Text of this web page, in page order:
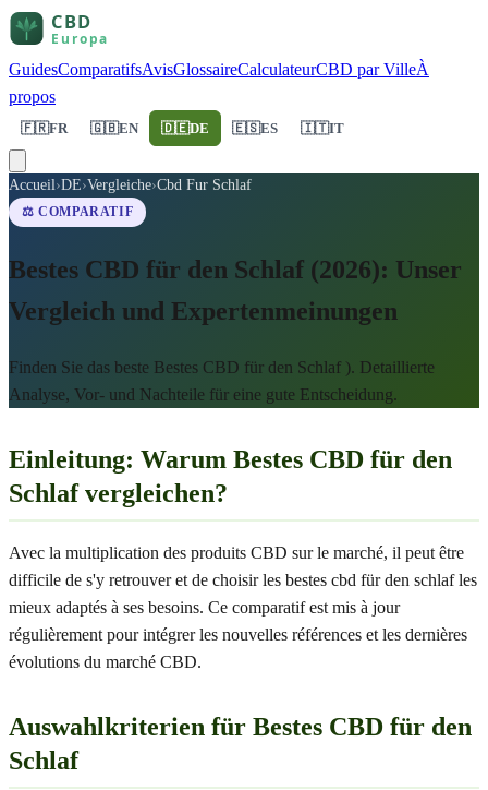
GuidesComparatifsAvisGlossaireCalculateurCBD par VilleÀ
propos
🇫🇷FR 🇬🇧EN 🇩🇪DE 🇪🇸ES 🇮🇹IT
Accueil›DE›Vergleiche›Cbd Fur Schlaf
⚖️ COMPARATIF
Bestes CBD für den Schlaf (2026): Unser
Vergleich und Expertenmeinungen
Finden Sie das beste Bestes CBD für den Schlaf ). Detaillierte
Analyse, Vor- und Nachteile für eine gute Entscheidung.
Einleitung: Warum Bestes CBD für den
Schlaf vergleichen?
Avec la multiplication des produits CBD sur le marché, il peut être
difficile de s'y retrouver et de choisir les bestes cbd für den schlaf les
mieux adaptés à ses besoins. Ce comparatif est mis à jour
régulièrement pour intégrer les nouvelles références et les dernières
évolutions du marché CBD.
Auswahlkriterien für Bestes CBD für den
Schlaf